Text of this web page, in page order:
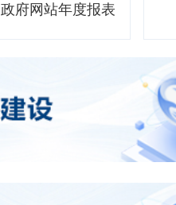
政府网站年度报表